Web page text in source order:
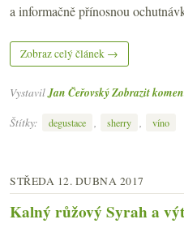
a informačně přínosnou
Zobraz celý článek →
VystavilJan ČeřovskýZobrazit
Štítky:
degustace sherry víno
STŘEDA 12. DUBNA 2017
Kalný růžový Syrah a